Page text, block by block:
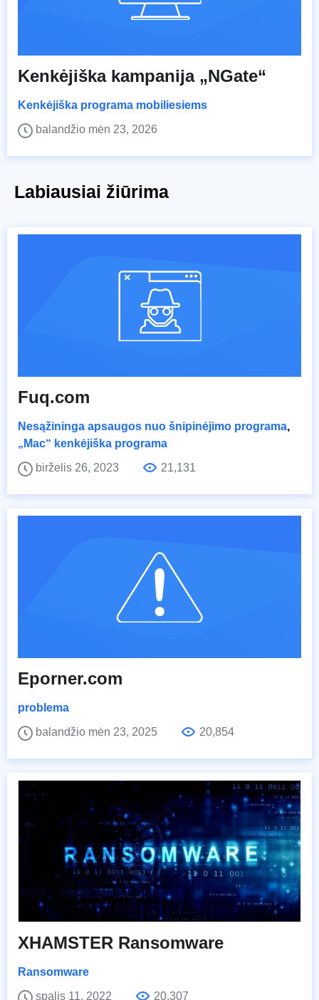
Kenkėjiška kampanija „NGate“
Kenkėjiška programa mobiliesiems
balandžio mėn 23, 2026
Labiausiai žiūrima
Fuq.com
Nesąžininga apsaugos nuo šnipinėjimo programa,
„Mac“ kenkėjiška programa
birželis 26, 2023
21,131
Eporner.com
problema
balandžio mėn 23, 2025
20,854
XHAMSTER Ransomware
Ransomware
spalis 11, 2022
20,307